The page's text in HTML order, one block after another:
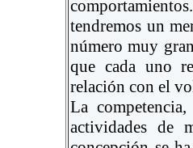
tendremos un
número muy
que cada uno
relación con el
La
actividades de